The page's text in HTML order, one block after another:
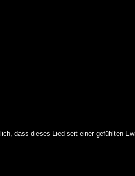
dass dieses Lied seit einer gefühlten